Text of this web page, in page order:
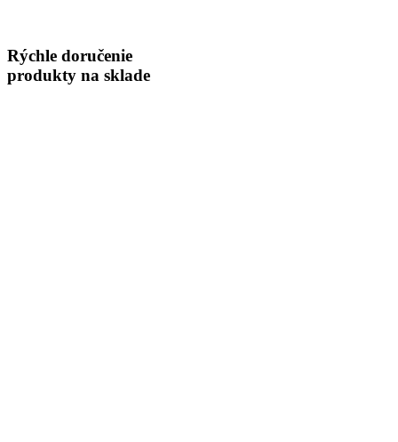
Rýchle doručenie
produkty na sklade